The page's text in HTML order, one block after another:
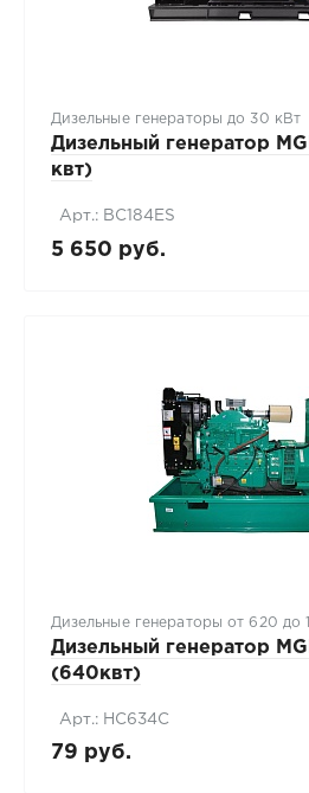
Дизельные генераторы до 30 кВт
Дизельный генератор
квт)
Арт.: BC184ES
5 650 руб.
Дизельные генераторы от 620 до
Дизельный генератор
(640квт)
Арт.: HC634C
79 руб.